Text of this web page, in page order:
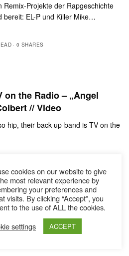
Remix-Projekte der Rapgeschichte
bereit: EL-P und Killer Mike…
0 SHARES
on the Radio – „Angel
// Video
hip, their back-up-band is TV on the
3 4 5
cookies on our website to give
most relevant experience by
your preferences and
visits. By clicking “Accept”, you
to the use of ALL the cookies.
settings
ACCEPT